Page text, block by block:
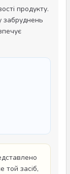
продукту.
забруднень
той засіб,